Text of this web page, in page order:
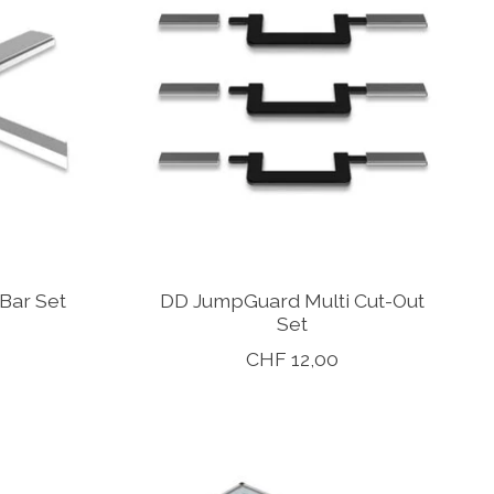
Set
DD JumpGuard Multi Cut-Out
Set
CHF 12,00